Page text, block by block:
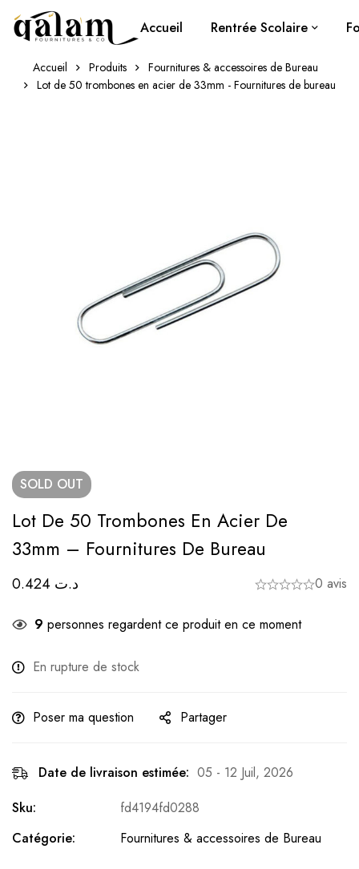
Accueil Rentrée Scolaire
Accueil Produits
Fournitures & accessoires de Bureau
Lot de 50 trombones en acier de 33mm - Fournitures de bureau
SOLD OUT
Lot De 50 Trombones En Acier De
33mm – Fournitures De Bureau
د.ت 0 avis
9 personnes regardent ce produit en ce moment
En rupture de stock
Poser ma question Partager
Date de livraison estimée: 05 - 12 Juil, 2026
Sku:
fd4194fd0288
Catégorie:
Fournitures & accessoires de Bureau